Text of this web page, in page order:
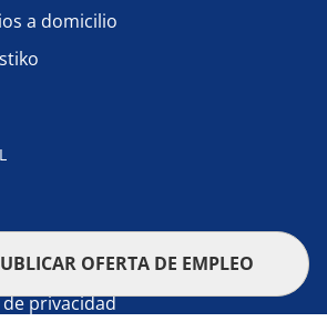
a domicilio
privacidad
OFERTA DE EMPLEO